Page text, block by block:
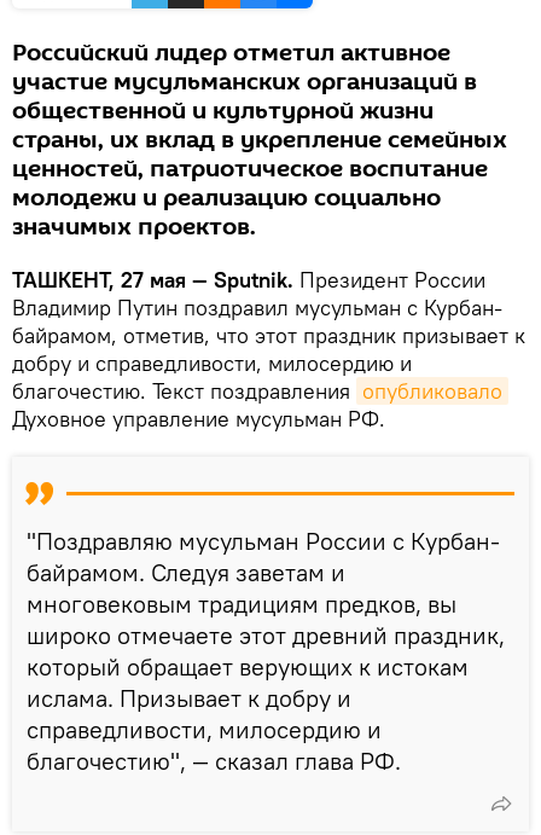
Российский лидер отметил активное
участие мусульманских организаций в
общественной и культурной жизни
страны, их вклад в укрепление семейных
ценностей, патриотическое воспитание
молодежи и реализацию социально
значимых проектов.
ТАШКЕНТ, 27 мая — Sputnik. Президент России
Владимир Путин поздравил мусульман с Курбан-
байрамом, отметив, что этот праздник призывает к
добру и справедливости, милосердию и
благочестию. Текст поздравления опубликовало
Духовное управление мусульман РФ.
"Поздравляю мусульман России с Курбан-
байрамом. Следуя заветам и
многовековым традициям предков, вы
широко отмечаете этот древний праздник,
который обращает верующих к истокам
ислама. Призывает к добру и
справедливости, милосердию и
благочестию", — сказал глава РФ.